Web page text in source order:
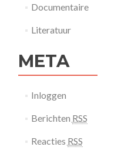
Documentaire
Literatuur
META
Inloggen
Berichten RSS
Reacties RSS